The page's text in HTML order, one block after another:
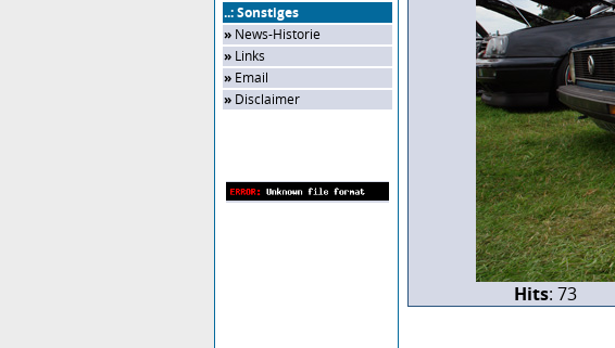
..: Sonstiges
» News-Historie
» Links
» Email
» Disclaimer
Hits: 73